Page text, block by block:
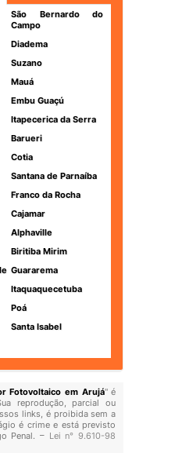
São Bernardo do
Campo
Diadema
Suzano
Mauá
Embu Guaçú
Itapecerica da Serra
Barueri
Cotia
Santana de Parnaíba
Franco da Rocha
Cajamar
Alphaville
Biritiba Mirim
Guararema
Itaquaquecetuba
Poá
Santa Isabel
Fotovoltaico em Arujá" é
reprodução, parcial ou
links, é proibida sem a
é crime e está previsto
Penal. – Lei n° 9.610-98